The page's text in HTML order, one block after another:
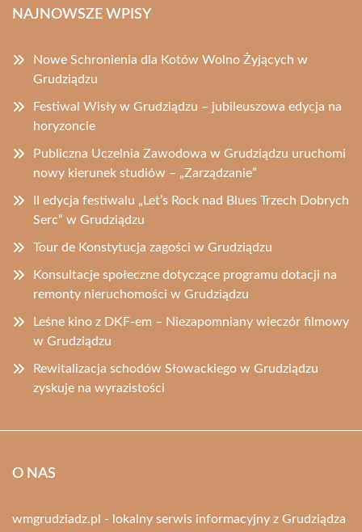
NAJNOWSZE WPISY
Nowe Schronienia dla Kotów Wolno Żyjących w
Grudziądzu
Festiwal Wisły w Grudziądzu – jubileuszowa edycja na
horyzoncie
Publiczna Uczelnia Zawodowa w Grudziądzu uruchomi
nowy kierunek studiów – „Zarządzanie”
II edycja festiwalu „Let’s Rock nad Blues Trzech Dobrych
Serc” w Grudziądzu
Tour de Konstytucja zagości w Grudziądzu
Konsultacje społeczne dotyczące programu dotacji na
remonty nieruchomości w Grudziądzu
Leśne kino z DKF-em – Niezapomniany wieczór filmowy
w Grudziądzu
Rewitalizacja schodów Słowackiego w Grudziądzu
zyskuje na wyrazistości
O NAS
wmgrudziadz.pl - lokalny serwis informacyjny z Grudziądza